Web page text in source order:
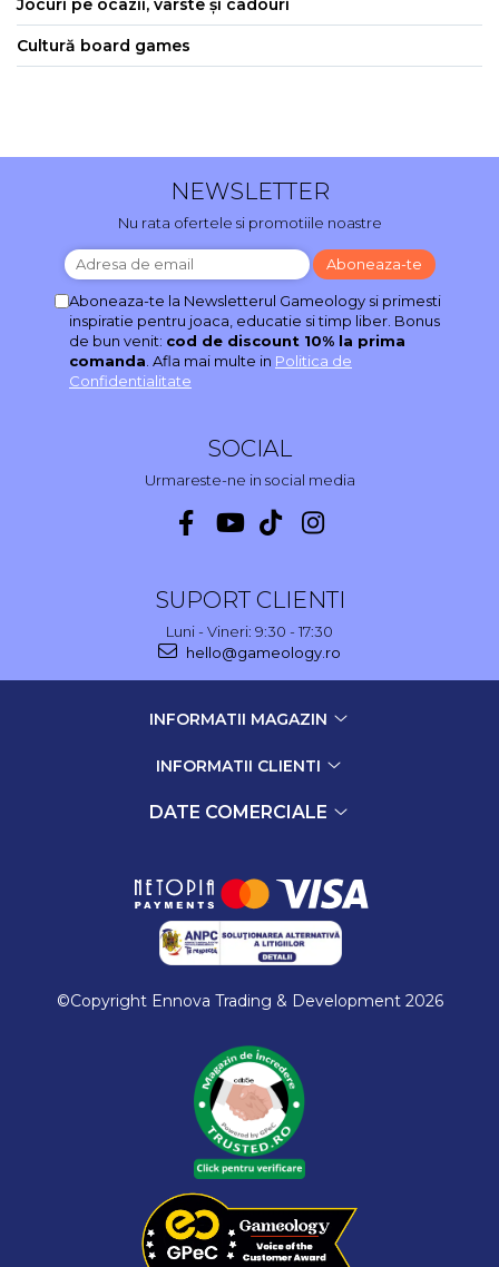
Jocuri pe ocazii, vârste și cadouri
Cultură board games
NEWSLETTER
Nu rata ofertele si promotiile noastre
Aboneaza-te la Newsletterul Gameology si primesti
inspiratie pentru joaca, educatie si timp liber. Bonus
de bun venit: cod de discount 10% la prima
comanda . Afla mai multe in Politica de
Confidentialitate
SOCIAL
Urmareste-ne in social media
SUPORT CLIENTI
Luni - Vineri: 9:30 - 17:30
hello@gameology.ro
INFORMATII MAGAZIN
INFORMATII CLIENTI
DATE COMERCIALE
©Copyright Ennova Trading & Development 2026